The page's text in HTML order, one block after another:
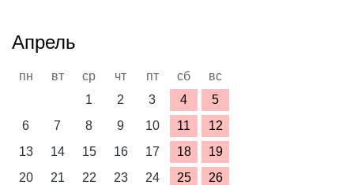
Апрель
пн вт ср чт пт сб
вс
1
2 3 4
5
6
7 8 9 10 11
12
13
14 15 16 17 18
19
20
21 22 23 24 25
26